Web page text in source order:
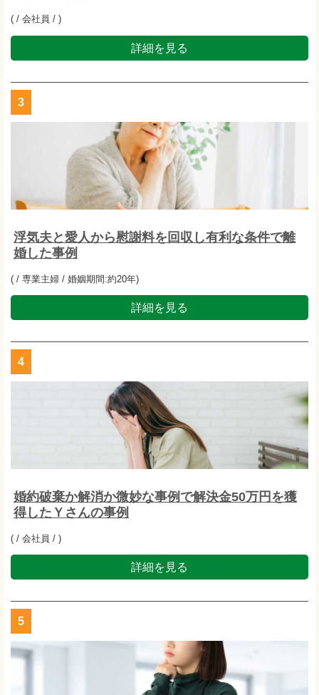
( / 会社員 / )
詳細を見る
3
浮気夫と愛人から慰謝料を回収し有利な条件で離
婚した事例
( / 専業主婦 / 婚姻期間:約20年)
詳細を見る
4
婚約破棄か解消か微妙な事例で解決金50万円を獲
得したＹさんの事例
( / 会社員 / )
詳細を見る
5